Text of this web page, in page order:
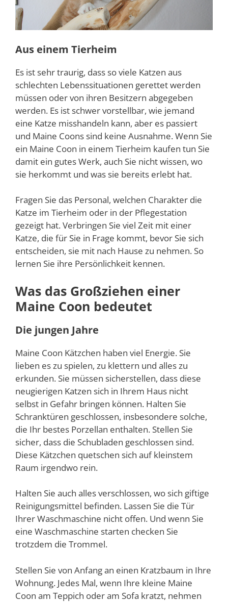
Aus einem Tierheim
Es ist sehr traurig, dass so viele Katzen aus
schlechten Lebenssituationen gerettet werden
müssen oder von ihren Besitzern abgegeben
werden. Es ist schwer vorstellbar, wie jemand
eine Katze misshandeln kann, aber es passiert
und Maine Coons sind keine Ausnahme. Wenn Sie
ein Maine Coon in einem Tierheim kaufen tun Sie
damit ein gutes Werk, auch Sie nicht wissen, wo
sie herkommt und was sie bereits erlebt hat.
Fragen Sie das Personal, welchen Charakter die
Katze im Tierheim oder in der Pflegestation
gezeigt hat. Verbringen Sie viel Zeit mit einer
Katze, die für Sie in Frage kommt, bevor Sie sich
entscheiden, sie mit nach Hause zu nehmen. So
lernen Sie ihre Persönlichkeit kennen.
Was das Großziehen einer
Maine Coon bedeutet
Die jungen Jahre
Maine Coon Kätzchen haben viel Energie. Sie
lieben es zu spielen, zu klettern und alles zu
erkunden. Sie müssen sicherstellen, dass diese
neugierigen Katzen sich in Ihrem Haus nicht
selbst in Gefahr bringen können. Halten Sie
Schranktüren geschlossen, insbesondere solche,
die Ihr bestes Porzellan enthalten. Stellen Sie
sicher, dass die Schubladen geschlossen sind.
Diese Kätzchen quetschen sich auf kleinstem
Raum irgendwo rein.
Halten Sie auch alles verschlossen, wo sich giftige
Reinigungsmittel befinden. Lassen Sie die Tür
Ihrer Waschmaschine nicht offen. Und wenn Sie
eine Waschmaschine starten checken Sie
trotzdem die Trommel.
Stellen Sie von Anfang an einen Kratzbaum in Ihre
Wohnung. Jedes Mal, wenn Ihre kleine Maine
Coon am Teppich oder am Sofa kratzt, nehmen